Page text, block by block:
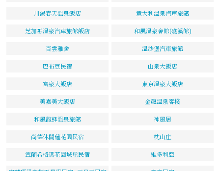
川湯春天溫泉飯店 意大利溫泉汽車旅館
芝加哥溫泉汽車旅館飯店 和風溫泉會館(礁溪館)
百雲雅舍 溫沙堡汽車旅館
巴布豆民宿 山泉大飯店
富泉大飯店 東京溫泉大飯店
美嘉美大飯店 金龍溫泉客棧
和風馥蜂溫泉旅館 神風居
尚德休閒蓮花園民宿 枕山庄
宜蘭希格瑪花園城堡民宿 維多利亞